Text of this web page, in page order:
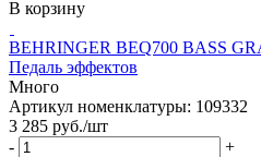
В корзину
BEHRINGER BEQ700 BASS
Педаль эффектов
Много
Артикул номенклатуры: 109332
3 285 руб./шт
-
+